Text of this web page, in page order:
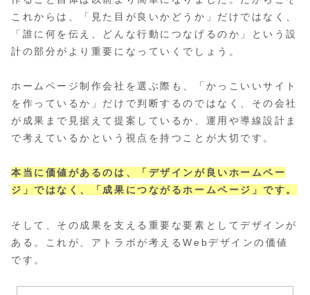
これからは、「見た目が良いかどうか」だけではなく、
「誰に何を伝え、どんな行動につなげるのか」という設
計の部分がより重要になっていくでしょう。
ホームページ制作会社を選ぶ際も、「かっこいいサイト
を作っているか」だけで判断するのではなく、その会社
が成果まで見据えて提案しているか、運用や導線設計ま
で考えているかという視点を持つことが大切です。
本当に価値があるのは、「デザインが良いホームペー
ジ」ではなく、「成果につながるホームページ」です。
そして、その成果を支える重要な要素としてデザインが
ある。これが、アトラボが考えるWebデザインの価値
です。